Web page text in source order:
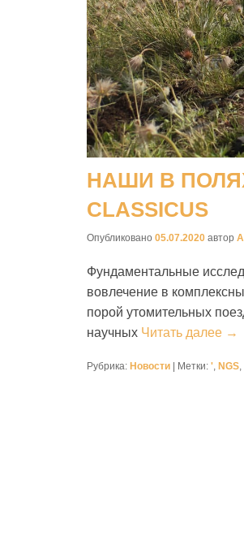
НАШИ В
CLASSICUS
Опубликовано 05.07.2020 автор
Фундаментальные
вовлечение в
порой утомительных
научных Читать далее →
Рубрика: Новости | Метки: ', NGS,